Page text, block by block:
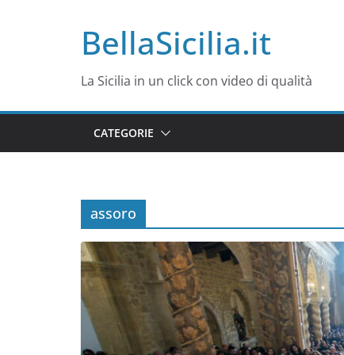
BellaSicilia.it
La Sicilia in un click con video di qualità
CATEGORIE
assoro